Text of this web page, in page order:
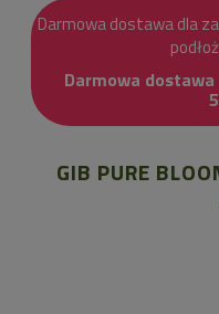
Darmowa dostawa dla
Darmowa
GIB PURE